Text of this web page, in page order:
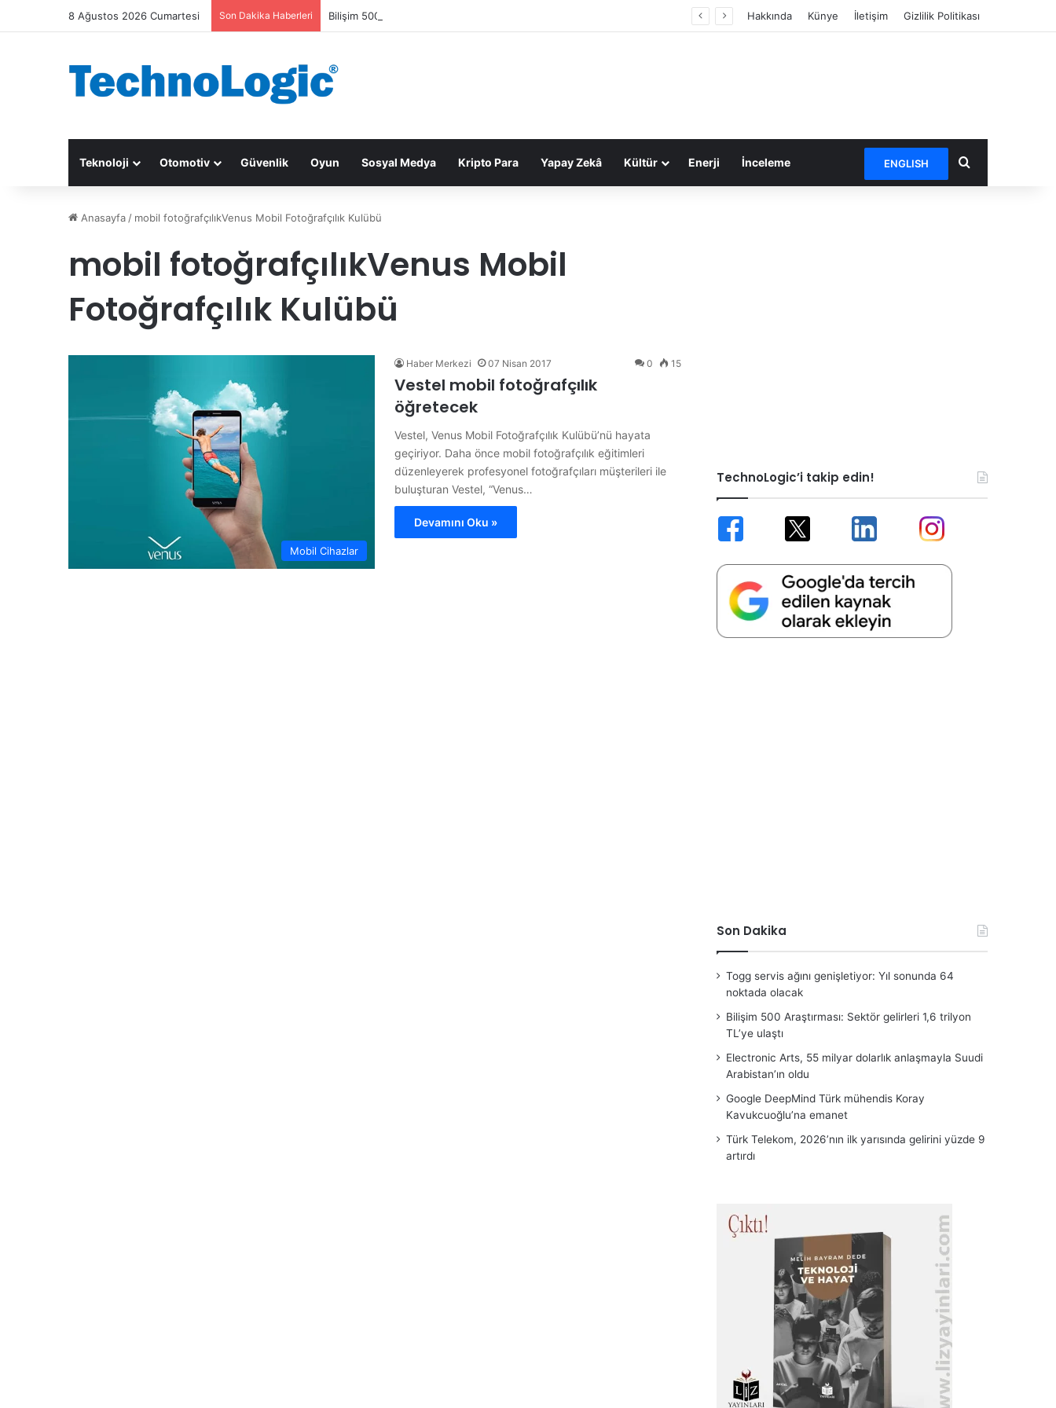
8 Ağustos 2026 Cumartesi Son Dakika Haberleri Bilişim 500 Araştırması: Sektör gelirleri 1,6 trilyon TL’ye ulaştı Hakkında Künye İletişim Gizlilik Politikası
Teknoloji Otomotiv Güvenlik Oyun Sosyal Medya Kripto Para Yapay Zekâ Kültür Enerji İnceleme ENGLISH Arama yap ...
Anasayfa / mobil fotoğrafçılıkVenus Mobil Fotoğrafçılık Kulübü
mobil fotoğrafçılıkVenus Mobil
Fotoğrafçılık Kulübü
Mobil Cihazlar
Haber Merkezi 07 Nisan 2017 0 15
Vestel mobil fotoğrafçılık
öğretecek
Vestel, Venus Mobil Fotoğrafçılık Kulübü’nü hayata
geçiriyor. Daha önce mobil fotoğrafçılık eğitimleri
düzenleyerek profesyonel fotoğrafçıları müşterileri ile
buluşturan Vestel, “Venus…
Devamını Oku »
TechnoLogic’i takip edin!
Son Dakika
Togg servis ağını genişletiyor: Yıl sonunda 64
noktada olacak
Bilişim 500 Araştırması: Sektör gelirleri 1,6 trilyon
TL’ye ulaştı
Electronic Arts, 55 milyar dolarlık anlaşmayla Suudi
Arabistan’ın oldu
Google DeepMind Türk mühendis Koray
Kavukcuoğlu’na emanet
Türk Telekom, 2026’nın ilk yarısında gelirini yüzde 9
artırdı